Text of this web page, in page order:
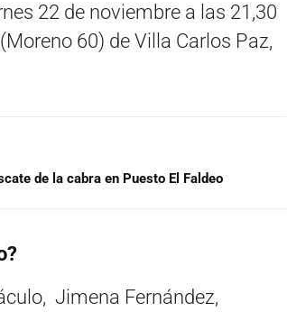
22 de noviembre a las 21,30
60) de Villa Carlos Paz,
de la cabra en Puesto El Faldeo
Jimena Fernández,